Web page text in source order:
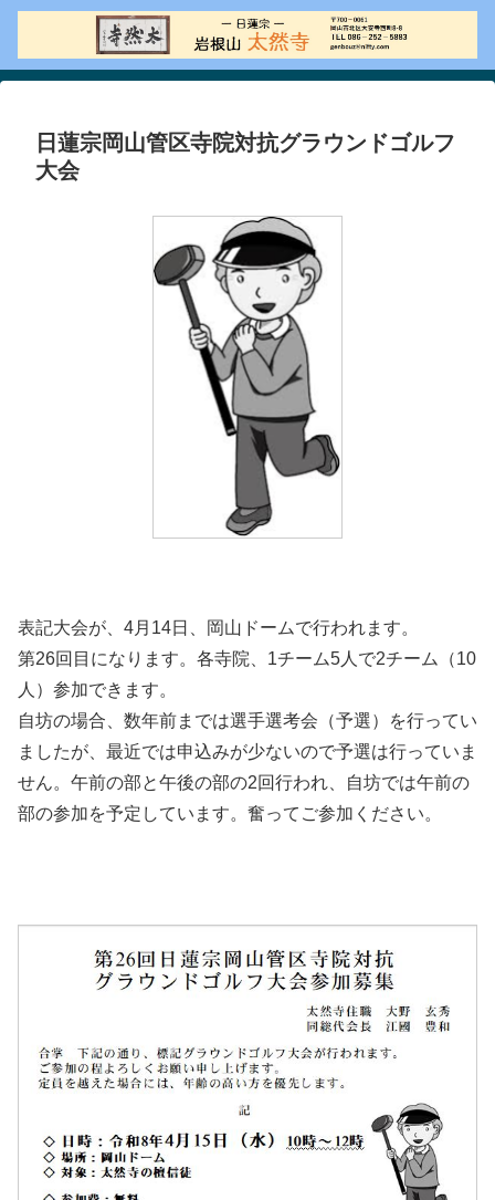
日蓮宗岡山管区寺院対抗グラウンドゴルフ
大会
表記大会が、4月14日、岡山ドームで行われます。
第26回目になります。各寺院、1チーム5人で2チーム（10
人）参加できます。
自坊の場合、数年前までは選手選考会（予選）を行ってい
ましたが、最近では申込みが少ないので予選は行っていま
せん。午前の部と午後の部の2回行われ、自坊では午前の
部の参加を予定しています。奮ってご参加ください。